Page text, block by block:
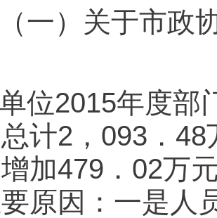
（一）关于市政
位2015年度部
计2，093．
加479．02万
原因：一是人